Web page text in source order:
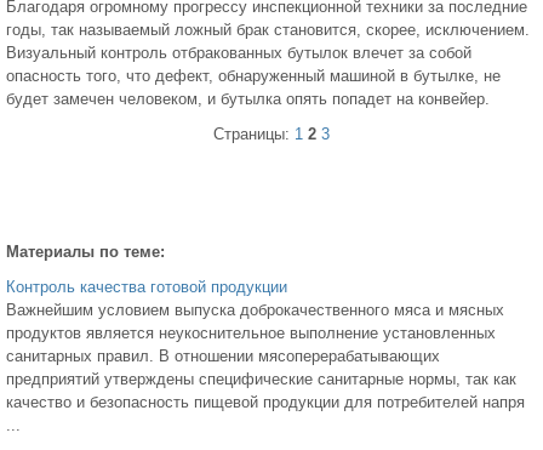
Благодаря огромному прогрессу инспекционной техники за последние
годы, так называемый ложный брак становится, скорее, исключением.
Визуальный контроль отбракованных бутылок влечет за собой
опасность того, что дефект, обнаруженный машиной в бутылке, не
будет замечен человеком, и бутылка опять попадет на конвейер.
Страницы: 1 2 3
Материалы по теме:
Контроль качества готовой продукции
Важнейшим условием выпуска доброкачественного мяса и мясных
продуктов является неукоснительное выполнение установленных
санитарных правил. В отношении мясоперерабатывающих
предприятий утверждены специфические санитарные нормы, так как
качество и безопасность пищевой продукции для потребителей напря
...